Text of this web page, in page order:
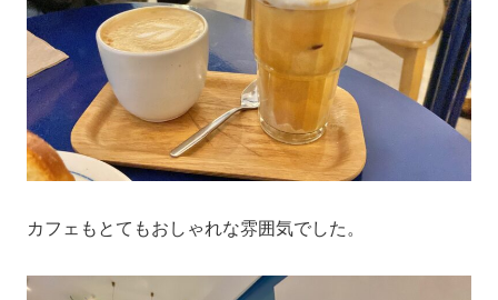
カフェもとてもおしゃれな雰囲気でした。